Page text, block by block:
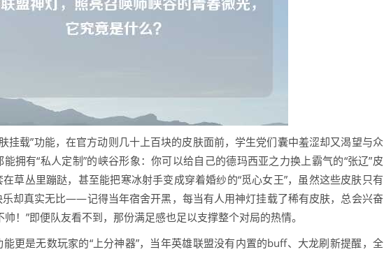
挂载”功能，在官方动则几十上百块的皮肤面前，学生党们囊中羞涩却又渴望与众
拥有“私人定制”的峡谷形象：你可以给自己的德玛西亚之力换上霸气的“张辽”皮
草丛里蹦跶，甚至能把寒冰射手变成穿着婚纱的“觅心女王”，虽然这些皮肤只有
乐却真实无比——记得当年宿舍开黑，每当有人用神灯挂载了稀有皮肤，总会兴奋
！”即便队友看不到，那份满足感也足以支撑整个对局的热情。
能更是无数玩家的“上分神器”，当年英雄联盟没有内置的buff、大龙刷新提醒，全